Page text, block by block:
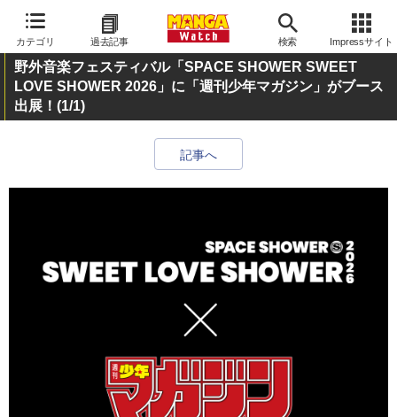
カテゴリ 過去記事 検索 Impressサイト
野外音楽フェスティバル「SPACE SHOWER SWEET
LOVE SHOWER 2026」に「週刊少年マガジン」がブース
出展！ (1/1)
記事へ